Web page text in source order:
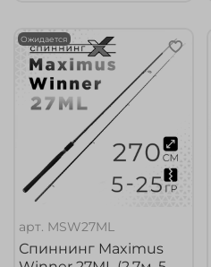
Ожидается
арт. MSW27ML
Спиннинг Maximus